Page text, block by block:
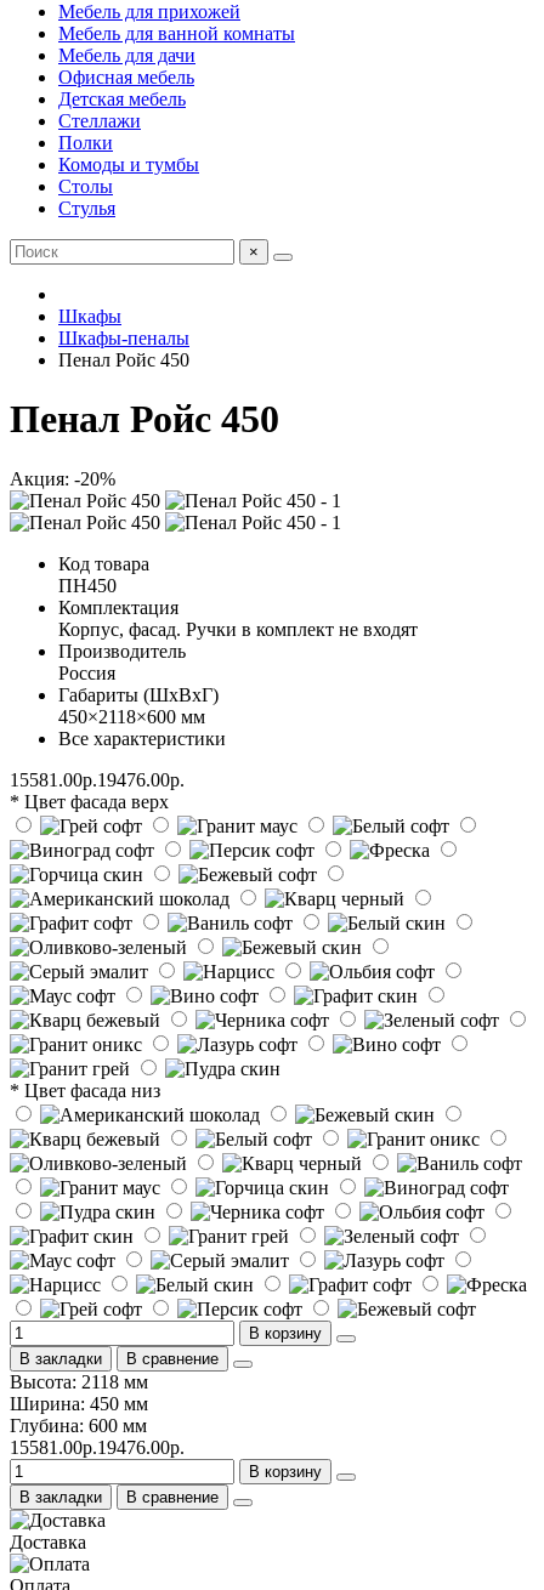
Мебель для прихожей
Мебель для ванной комнаты
Мебель для дачи
Офисная мебель
Детская мебель
Стеллажи
Полки
Комоды и тумбы
Столы
Стулья
×
Шкафы
Шкафы-пеналы
Пенал Ройс 450
Пенал Ройс 450
Акция: -20%
Код товара
ПН450
Комплектация
Корпус, фасад. Ручки в комплект не входят
Производитель
Россия
Габариты (ШхВхГ)
450×2118×600 мм
Все характеристики
15581.00р.19476.00р.
* Цвет фасада верх
* Цвет фасада низ
В корзину
В закладки
В сравнение
Высота: 2118 мм
Ширина: 450 мм
Глубина: 600 мм
15581.00р.19476.00р.
В корзину
В закладки
В сравнение
Доставка
Оплата